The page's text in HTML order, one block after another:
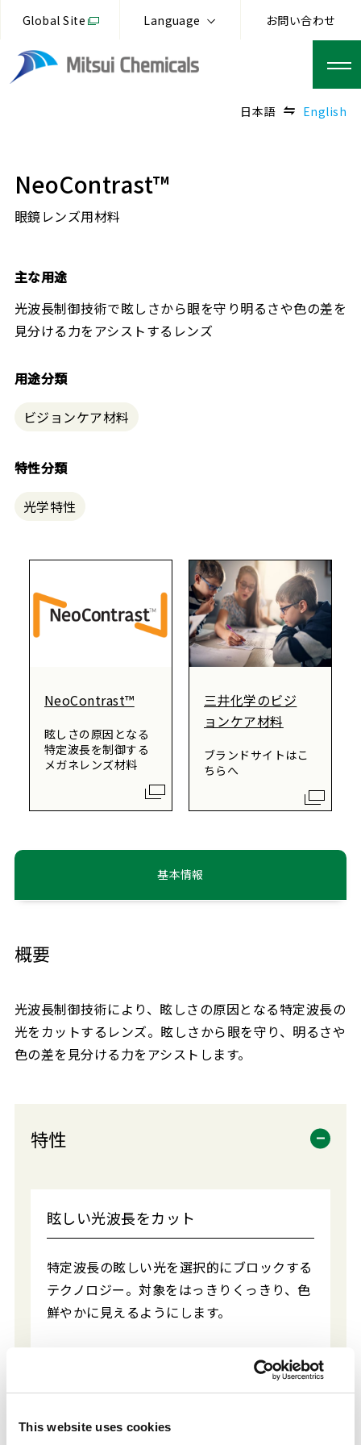
This website uses cookies
Global Site Language お問い合わせ
日本語 English
NeoContrast™
眼鏡レンズ用材料
主な用途
光波長制御技術で眩しさから眼を守り明るさや色の差を
見分ける力をアシストするレンズ
用途分類
ビジョンケア材料
特性分類
光学特性
NeoContrast™
眩しさの原因となる
特定波長を制御する
メガネレンズ材料
三井化学のビジ
ョンケア材料
ブランドサイトはこ
ちらへ
基本情報
概要
光波長制御技術により、眩しさの原因となる特定波長の
光をカットするレンズ。眩しさから眼を守り、明るさや
色の差を見分ける力をアシストします。
特性
眩しい光波長をカット
特定波長の眩しい光を選択的にブロックする
テクノロジー。対象をはっきりくっきり、色
鮮やかに見えるようにします。